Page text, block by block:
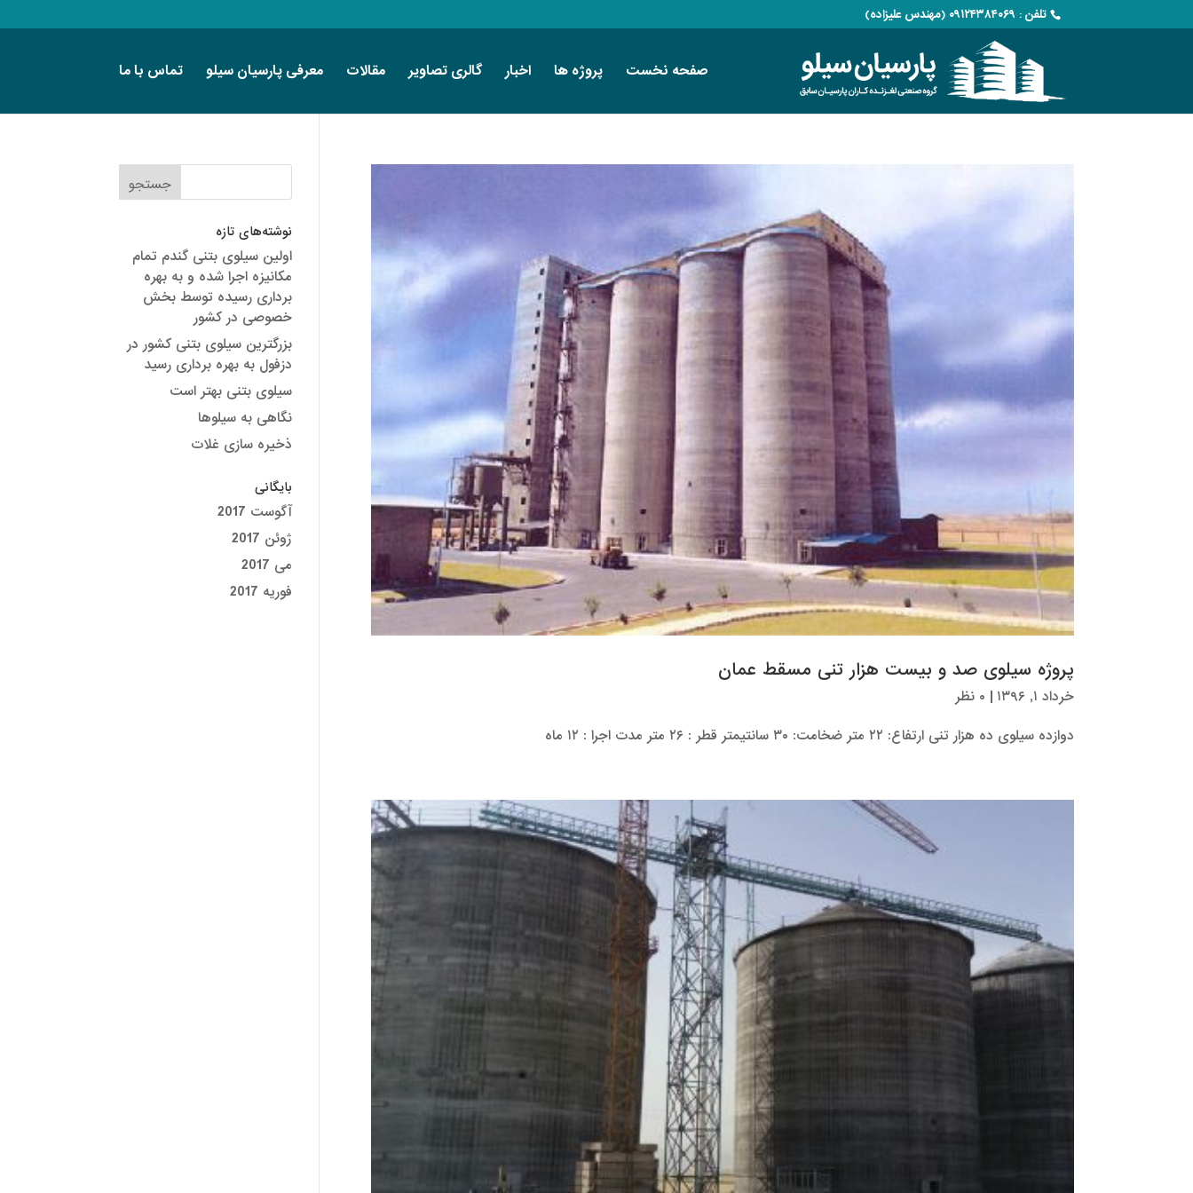
تلفن : ۰۹۱۲۴۳۸۴۰۶۹ (مهندس علیزاده)
صفحه نخست پروژه ها اخبار گالری تصاویر مقالات معرفی پارسیان سیلو تماس با ما
پروژه سیلوی صد و بیست هزار تنی مسقط عمان
خرداد ۱, ۱۳۹۶ | ۰ نظر
دوازده سیلوی ده هزار تنی ارتفاع: ۲۲ متر ضخامت: ۳۰ سانتیمتر قطر : ۲۶ متر مدت اجرا : ۱۲ ماه
نوشته‌های تازه
اولین سیلوی بتنی گندم تمام
مکانیزه اجرا شده و به بهره
برداری رسیده توسط بخش
خصوصی در کشور
بزرگترین سیلوی بتنی کشور در
دزفول به بهره برداری رسید
سیلوی بتنی بهتر است
نگاهی به سیلوها
ذخیره سازی غلات
بایگانی
آگوست 2017
ژوئن 2017
می 2017
فوریه 2017